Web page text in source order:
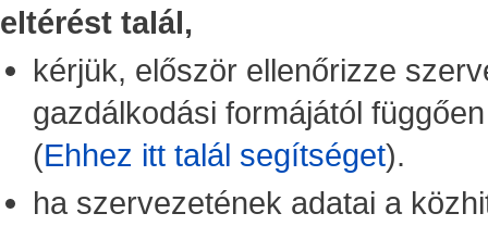
eltérést talál,
kérjük, először ellenőrizze
gazdálkodási formájától
(Ehhez itt talál segítséget).
ha szervezetének adatai a